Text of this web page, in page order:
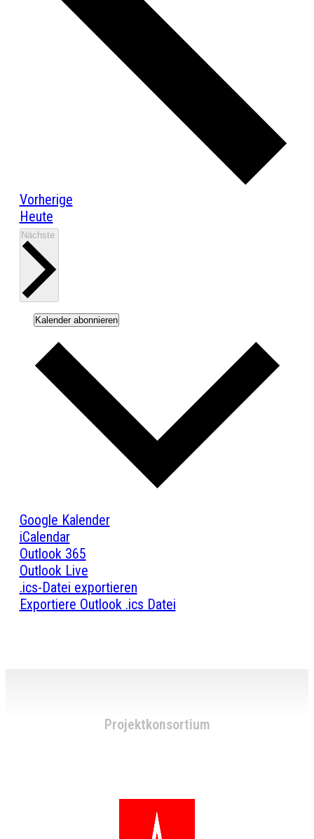
VorherigeVeranstaltungen
Heute
Nächste
Kalender abonnieren
Google Kalender
iCalendar
Outlook 365
Outlook Live
.ics-Datei exportieren
Exportiere Outlook .ics Datei
Projektkonsortium